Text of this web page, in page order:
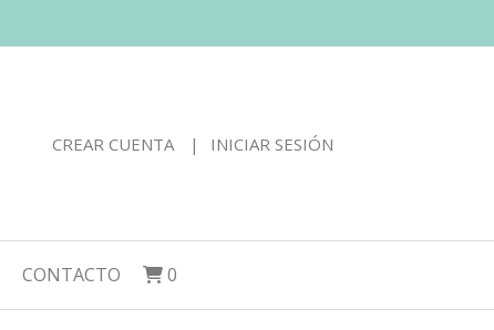
CREAR CUENTA INICIAR SESIÓN
CONTACTO 0